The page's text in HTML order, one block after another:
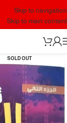
Skip to navigation
Skip to main content
SOLD OUT